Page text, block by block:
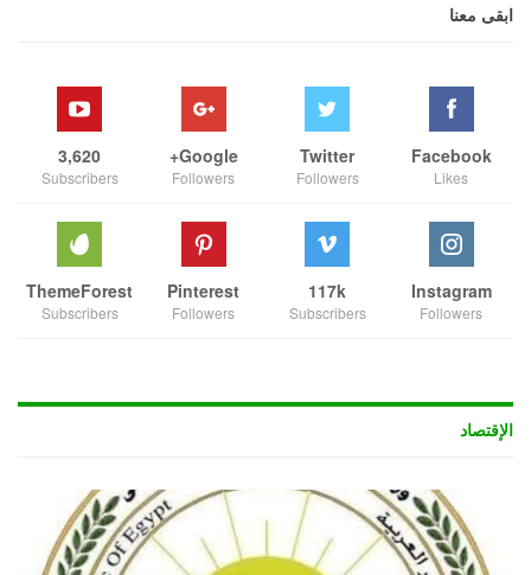
ابقى معنا
Facebook
Likes
Twitter
Followers
Google+
Followers
3,620
Subscribers
Instagram
Followers
117k
Subscribers
Pinterest
Followers
ThemeForest
Subscribers
الإقتصاد